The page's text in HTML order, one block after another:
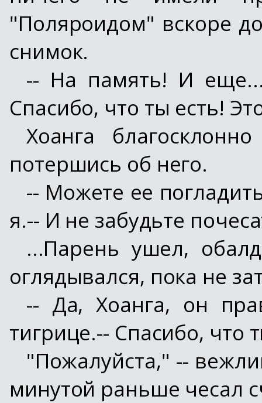
"Поляроидом" вскоре
снимок.
-- На память! И
Спасибо, что ты есть!
Хоанга
потершись об него.
-- Можете ее
я.-- И не забудьте
...Парень ушел,
оглядывался, пока не
-- Да, Хоанга, он
тигрице.-- Спасибо, что
"Пожалуйста," --
минутой раньше чесал